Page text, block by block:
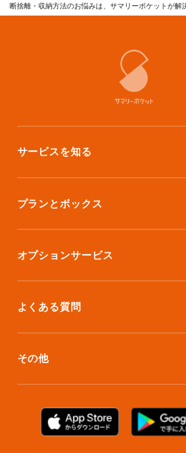
断捨離・収納方法のお悩みは、サマリーポケットが解
サービスを知る
使い方
ご利用料金
ご利用者の声
プラン診断
プランとボックス
スタンダードプラン
エコノミープラン
大型アイテムプラン
オプションサービス
おしゃれ着保管
無酸素保管
布団クリーニング
シューズリペア
よくある質問
ボックスのお取り寄せ
お預け入れ(集荷)
その他
サマリーポケットカード
お知らせ・メディア情報
お問い合わせ